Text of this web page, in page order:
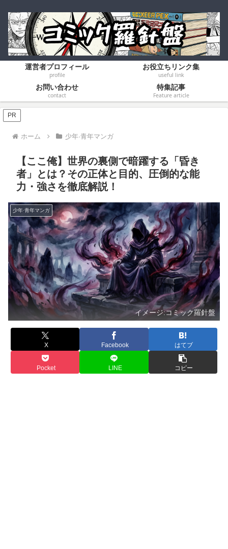
運営者プロフィール
profile
お役立ちリンク集
useful link
お問い合わせ
contact
特集記事
Feature article
PR
ホーム 少年·青年マンガ
​【ここ俺】世界の裏側で暗躍する「昏き
者」とは？その正体と目的、圧倒的な能
力・強さを徹底解説！
少年·青年マンガ
イメージ:コミック羅針盤
X Facebook はてブ
Pocket LINE コピー